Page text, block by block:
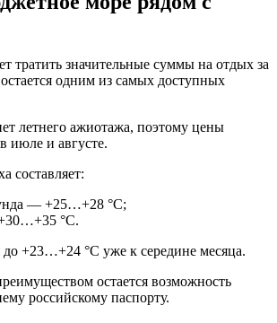
тратить значительные суммы на отдых за
одним из самых доступных
летнего ажиотажа, поэтому цены
июле и августе.
составляет:
— +25…+28 °C;
°C.
до +23…+24 °C уже к середине месяца.
остается возможность
российскому паспорту.